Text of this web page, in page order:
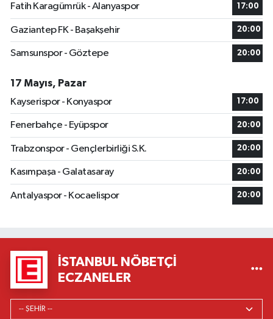
Fatih Karagümrük - Alanyaspor
17:00
Gaziantep FK - Başakşehir 20:00
Samsunspor - Göztepe 20:00
17 Mayıs, Pazar
Kayserispor - Konyaspor
17:00
Fenerbahçe - Eyüpspor 20:00
Trabzonspor - Gençlerbirliği S.K. 20:00
Kasımpaşa - Galatasaray 20:00
Antalyaspor - Kocaelispor 20:00
İSTANBUL NÖBETÇI
ECZANELER